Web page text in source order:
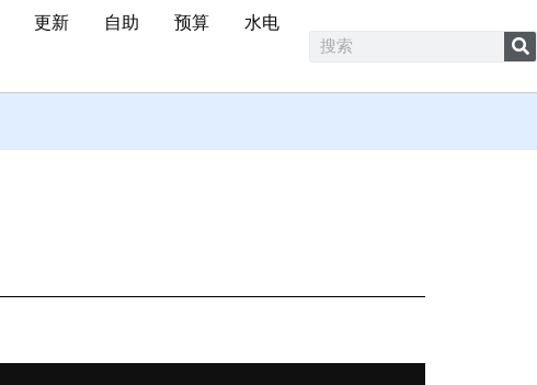
更新 自助 预算
水电